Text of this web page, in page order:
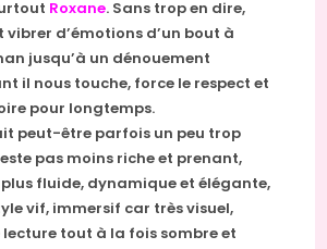
Roxane. Sans trop en dire,
vibrer d’émotions d’un bout à
jusqu’à un dénouement
il nous touche, force le respect et
pour longtemps.
peut-être parfois un peu trop
pas moins riche et prenant,
fluide, dynamique et élégante,
vif, immersif car très visuel,
tout à la fois sombre et